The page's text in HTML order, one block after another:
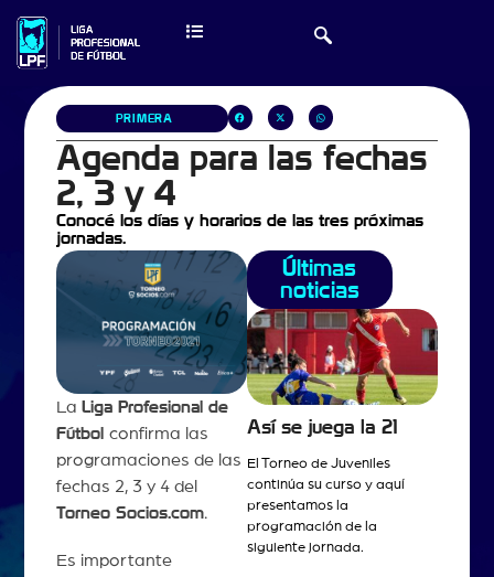
PRIMERA
Agenda para las fechas
2, 3 y 4
Conocé los días y horarios de las tres próximas
jornadas.
La Liga Profesional de
Fútbol confirma las
programaciones de las
fechas 2, 3 y 4 del
Torneo Socios.com.
Es importante
Últimas
noticias
Así se juega la 21
El Torneo de Juveniles
continúa su curso y aquí
presentamos la
programación de la
siguiente jornada.